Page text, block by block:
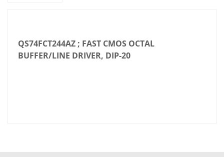
QS74FCT244AZ ; FAST CMOS OCTAL
BUFFER/LINE DRIVER, DIP-20